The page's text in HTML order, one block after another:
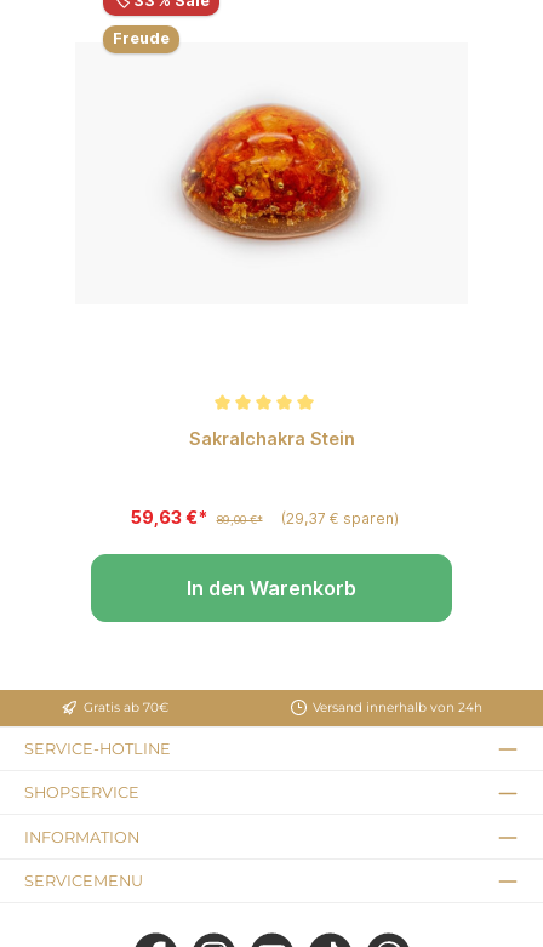
Freude
Durchschnittliche Bewertung von 5 von 5 Sternen
Sakralchakra Stein
59,63 €* 89,00 €* (29,37 € sparen)
In den Warenkorb
Gratis ab 70€ Versand innerhalb von 24h
SERVICE-HOTLINE
SHOPSERVICE
INFORMATION
SERVICEMENU